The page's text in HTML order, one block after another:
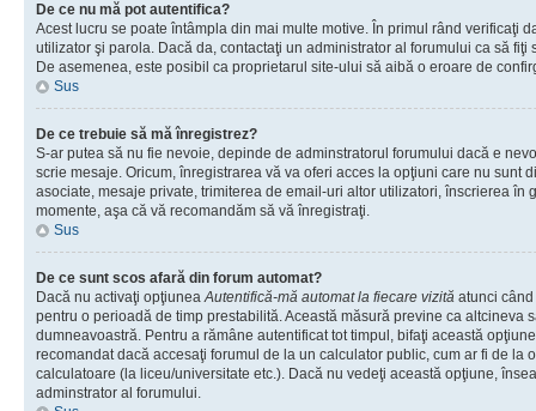
De ce nu mă pot autentifica?
Acest lucru se poate întâmpla din mai multe motive. În primul rând verificaţi
utilizator şi parola. Dacă da, contactaţi un administrator al forumului ca să fiţi
De asemenea, este posibil ca proprietarul site-ului să aibă o eroare de
Sus
De ce trebuie să mă înregistrez?
S-ar putea să nu fie nevoie, depinde de adminstratorul forumului dacă e
scrie mesaje. Oricum, înregistrarea vă va oferi acces la opţiuni care nu sunt
asociate, mesaje private, trimiterea de email-uri altor utilizatori, înscrierea în
momente, aşa că vă recomandăm să vă înregistraţi.
Sus
De ce sunt scos afară din forum automat?
Dacă nu activaţi opţiuneaAutentifică-mă automat la fiecare vizită atunci
pentru o perioadă de timp prestabilită. Această măsură previne ca altcineva
dumneavoastră. Pentru a rămâne autentificat tot timpul, bifaţi această
recomandat dacă accesaţi forumul de la un calculator public, cum ar fi de la
calculatoare (la liceu/universitate etc.). Dacă nu vedeţi această opţiune,
adminstrator al forumului.